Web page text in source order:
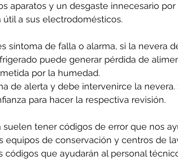
aparatos y un desgaste innecesario
útil a sus electrodomésticos.
síntoma de falla o alarma, si la nevera
puede generar pérdida de
por la humedad.
de alerta y debe intervenirce la nevera.
para hacer la respectiva revisión.
suelen tener códigos de error que nos
equipos de conservación y centros de
códigos que ayudarán al personal